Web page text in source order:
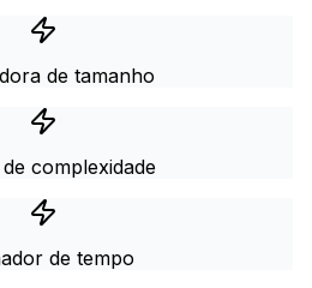
de tamanho
complexidade
de tempo